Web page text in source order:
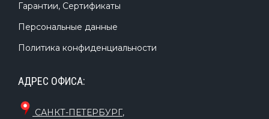
Гарантии, Сертификаты
Персональные данные
Политика конфиденциальности
АДРЕС ОФИСА:
САНКТ-ПЕТЕРБУРГ,